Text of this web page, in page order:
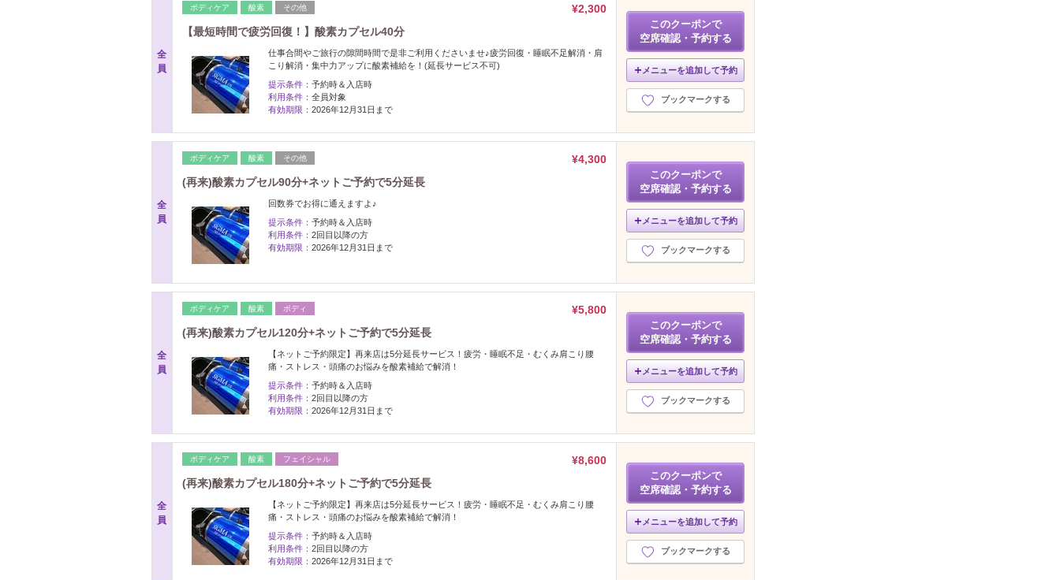
全
員
ボディケア 酸素 その他
¥2,300
【最短時間で疲労回復！】酸素カプセル40分
仕事合間やご旅行の隙間時間で是非ご利用くださいませ♪疲労回復・睡眠不足解消・肩
こり解消・集中力アップに酸素補給を！(延長サービス不可)
提示条件： 予約時＆入店時
利用条件： 全員対象
有効期限： 2026年12月31日まで
このクーポンで
空席確認・予約する
メニューを追加して予約
ブックマークする
全
員
ボディケア 酸素 その他
¥4,300
(再来)酸素カプセル90分+ネットご予約で5分延長
回数券でお得に通えますよ♪
提示条件： 予約時＆入店時
利用条件： 2回目以降の方
有効期限： 2026年12月31日まで
このクーポンで
空席確認・予約する
メニューを追加して予約
ブックマークする
全
員
ボディケア 酸素 ボディ
¥5,800
(再来)酸素カプセル120分+ネットご予約で5分延長
【ネットご予約限定】再来店は5分延長サービス！疲労・睡眠不足・むくみ肩こり腰
痛・ストレス・頭痛のお悩みを酸素補給で解消！
提示条件： 予約時＆入店時
利用条件： 2回目以降の方
有効期限： 2026年12月31日まで
このクーポンで
空席確認・予約する
メニューを追加して予約
ブックマークする
全
員
ボディケア 酸素 フェイシャル
¥8,600
(再来)酸素カプセル180分+ネットご予約で5分延長
【ネットご予約限定】再来店は5分延長サービス！疲労・睡眠不足・むくみ肩こり腰
痛・ストレス・頭痛のお悩みを酸素補給で解消！
提示条件： 予約時＆入店時
利用条件： 2回目以降の方
有効期限： 2026年12月31日まで
このクーポンで
空席確認・予約する
メニューを追加して予約
ブックマークする